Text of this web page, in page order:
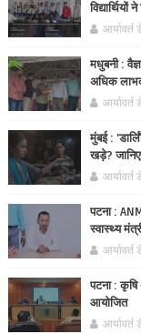
विद्यार्थियों
मधुबनी :
अधिक
मुंबई :
खड़े?
पटना :
स्वास्थ्य
पटना :
आयोजित